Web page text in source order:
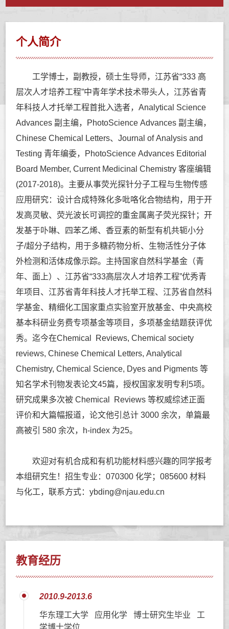
个人简介
工学博士，副教授，硕士生导师，江苏省“333 高
层次人才培养工程”中青年学术技术带头人，江苏省青
年科技人才托举工程首批入选者，Analytical Science
Advances 副主编，PhotoScience Advances 副主编，
Chinese Chemical Letters、Journal of Analysis and
Testing 青年编委，PhotoScience Advances Editorial
Board Member, Current Medicinal Chemistry 客座编辑
(2017-2018)。主要从事荧光探针分子工程与生物传感
应用研究：设计合成特殊化多吡咯化合物结构，用于开
发高灵敏、荧光波长可调控的重金属离子荧光探针；开
发基于卟啉、四苯乙烯、香豆素的新型有机共轭小分
子/超分子结构，用于多糖药物分析、生物活性分子体
外检测和活体成像示踪。主持国家自然科学基金（青
年、面上）、江苏省“333高层次人才培养工程”优秀青
年项目、江苏省青年科技人才托举工程、江苏省自然科
学基金、精细化工国家重点实验室开放基金、中央高校
基本科研业务费专项基金等项目，多项基金结题获评优
秀。迄今在Chemical Reviews, Chemical society
reviews, Chinese Chemical Letters, Analytical
Chemistry, Chemical Science, Dyes and Pigments 等
知名学术刊物发表论文45篇，授权国家发明专利5项。
研究成果多次被 Chemical Reviews 等权威综述正面
评价和大篇幅报道，论文他引总计 3000 余次，单篇最
高被引 580 余次，h-index 为25。
欢迎对有机合成和有机功能材料感兴趣的同学报考
本组研究生！招生专业：070300 化学；085600 材料
与化工，联系方式：ybding@njau.edu.cn
教育经历
2010.9-2013.6
华东理工大学 应用化学 博士研究生毕业 工
学博士学位